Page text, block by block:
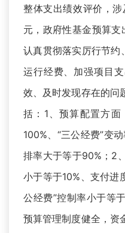
整体支出绩效评价，
元，政府性基金预算支
认真贯彻落实厉行节约
运行经费、加强项目
效、及时发现存在的问
括：1、预算配置方
100%、“三公经费”变
排率大于等于90%；2
小于等于10%、支付进
公经费”控制率小于等
预算管理制度健全，资